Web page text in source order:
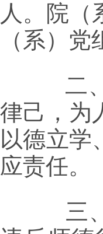
人。院（
（系）
二、
律己，为
以德立学
应责任。
三、